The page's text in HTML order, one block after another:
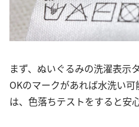
まず、ぬいぐるみの洗濯表示
OKのマークがあれば水洗い
は、色落ちテストをすると安心